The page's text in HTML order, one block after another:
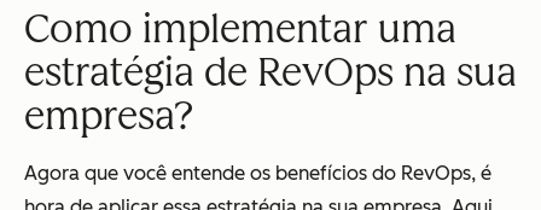
Como implementar uma
estratégia de RevOps na sua
empresa?
Agora que você entende os benefícios do RevOps, é